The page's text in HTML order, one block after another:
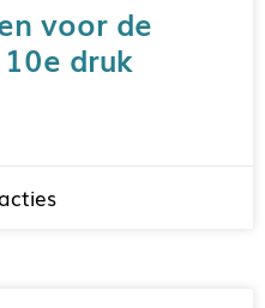
voor de
druk